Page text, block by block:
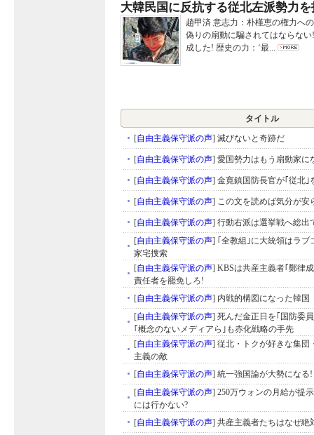
大韓民国に反抗する従北左派勢力
趙甲済 意志力：朴槿恵の権力へ
偽りの扇動に騙されてはならな
成した! 歴史の力：‘最...
タイトル
[自由主義保守派の声] 滅びないと奇跡だ
[自由主義保守派の声] 愛国勢力はもう扇動家に
[自由主義保守派の声] 金寛鎮国防長官が｢従北｣
[自由主義保守派の声] この文を読めば気分が安
[自由主義保守派の声] 行動右派は選挙戦へ総出
[自由主義保守派の声] ｢全教組｣に大統領はラブ
家宅捜索
[自由主義保守派の声] KBSは共産主義者｢鄭律
責任者を罷免しろ!
[自由主義保守派の声] 内戦的構図になった韓国
[自由主義保守派の声] 死んだ金正日を｢国防委
｢概念のないメディアら｣も赤化戦略の手先
[自由主義保守派の声] 従北・トクが好きな集団
主義の敵
[自由主義保守派の声] 統一強国論が大勢になる!
[自由主義保守派の声] 250万ウォンの月給が提
には行かない?
[自由主義保守派の声] 共産主義者たちはなぜ絶